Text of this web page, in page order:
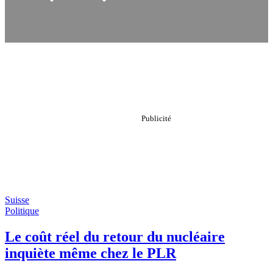
Suisse
Politique
Le coût réel du retour du nucléaire
inquiète même chez le PLR